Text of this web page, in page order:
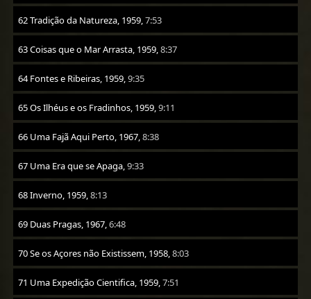
62 Tradição da Natureza, 1959,7:53
63 Coisas que o Mar Arrasta, 1959,8:37
64 Fontes e Ribeiras, 1959,9:35
65 Os Ilhéus e os Fradinhos, 1959,9:11
66 Uma Fajã Aqui Perto, 1967,8:38
67 Uma Era que se Apaga,9:33
68 Inverno, 1959,8:13
69 Duas Pragas, 1967,6:48
70 Se os Açores não Existissem, 1958,8:03
71 Uma Expedição Cientifica, 1959,7:51